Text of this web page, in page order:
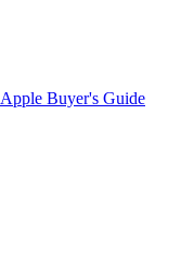
Apple Buyer's Guide